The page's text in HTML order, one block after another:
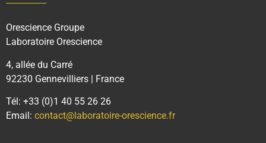
Orescience Groupe
Laboratoire Orescience
4, allée du Carré
92230 Gennevilliers | France
Tél: +33 (0)1 40 55 26 26
Email: contact@laboratoire-orescience.fr